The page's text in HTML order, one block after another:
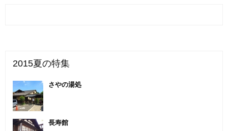
2015夏の特集
さやの湯処
長寿館